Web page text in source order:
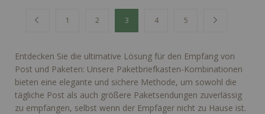
ZurückSeite
1 Seite
2 Sie lesen gerade Seite
3 Seite
4 Seite
5
Entdecken Sie die ultimative Lösung für den Empfang von
Post und Paketen: Unsere Paketbriefkasten-Kombinationen
bieten eine elegante und sichere Methode, um sowohl die
tägliche Post als auch größere Paketsendungen zuverlässig
zu empfangen, selbst wenn der Empfäger nicht zu Hause ist.